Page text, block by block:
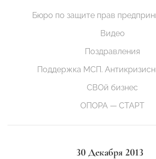
Бюро по защите прав
Видео
Поздравления
Поддержка МСП.
СВОй бизнес
ОПОРА — СТАРТ
30 Декабря 2013